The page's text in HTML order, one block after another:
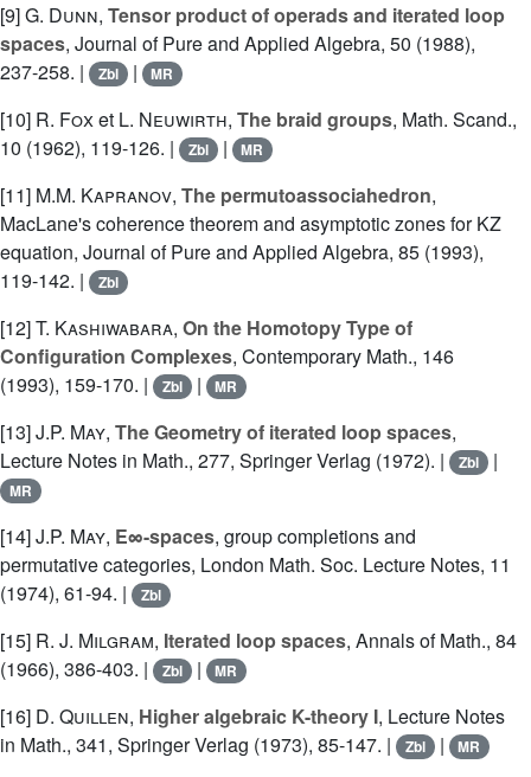
[9]G. Dunn, Tensor product of operads and iterated loop
spaces, Journal of Pure and Applied Algebra, 50 (1988),
237-258. |
Zbl | MR
[10] R. Foxet L. Neuwirth, The braid groups, Math. Scand.,
10 (1962), 119-126. |
Zbl | MR
[11] M.M. Kapranov, The permutoassociahedron,
MacLane's coherence theorem and asymptotic zones for KZ
equation, Journal of Pure and Applied Algebra, 85 (1993),
119-142. |
Zbl
[12]T. Kashiwabara, On the Homotopy Type of
Configuration Complexes, Contemporary Math., 146
(1993), 159-170. |
Zbl | MR
[13]J.P. May, The Geometry of iterated loop spaces,
Lecture Notes in Math., 277, Springer Verlag (1972). |
Zbl |
MR
[14]J.P. May, E∞-spaces, group completions and
permutative categories, London Math. Soc. Lecture Notes, 11
(1974), 61-94. |
Zbl
[15] R. J. Milgram, Iterated loop spaces, Annals of Math., 84
(1966), 386-403. |
Zbl | MR
[16] D. Quillen, Higher algebraic K-theory I, Lecture Notes
in Math., 341, Springer Verlag (1973), 85-147. |
Zbl | MR